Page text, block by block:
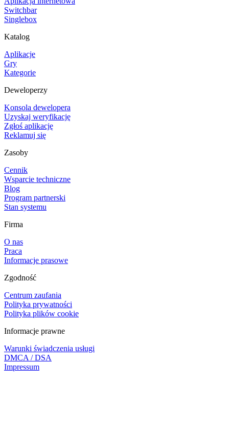
Switchbar
Singlebox
Katalog
Aplikacje
Gry
Kategorie
Deweloperzy
Konsola dewelopera
Uzyskaj weryfikację
Zgłoś aplikację
Reklamuj się
Zasoby
Cennik
Wsparcie techniczne
Blog
Program partnerski
Stan systemu
Firma
O nas
Praca
Informacje prasowe
Zgodność
Centrum zaufania
Polityka prywatności
Polityka plików cookie
Informacje prawne
Warunki świadczenia usługi
DMCA / DSA
Impressum